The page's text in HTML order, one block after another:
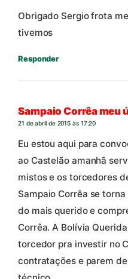
Obrigado Sergio frota
tivemos
Responder
Sampaio Corrêa meu
21 de abril de 2015 às 17:20
Eu estou aqui para
ao Castelão amanhã
mistos e os torcedores
Sampaio Corrêa se
do mais querido e
Corrêa. A Bolívia
torcedor pra investir no
contratações e parem